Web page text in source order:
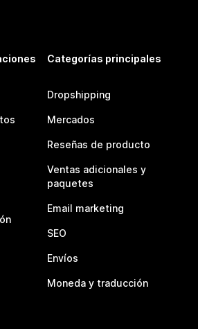
Categorías principales
Dropshipping
Mercados
Reseñas de producto
Ventas adicionales y
paquetes
Email marketing
SEO
Envíos
Moneda y traducción